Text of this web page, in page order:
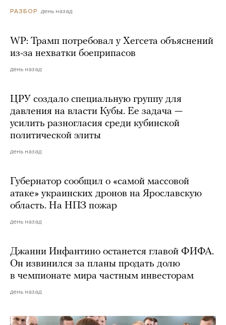
РАЗБОР день назад
WP: Трамп потребовал у Хегсета объяснений
из-за нехватки боеприпасов
день назад
ЦРУ создало специальную группу для
давления на власти Кубы. Ее задача —
усилить разногласия среди кубинской
политической элиты
день назад
Губернатор сообщил о «самой массовой
атаке» украинских дронов на Ярославскую
область. На НПЗ пожар
день назад
Джанни Инфантино останется главой ФИФА.
Он извинился за планы продать долю
в чемпионате мира частным инвесторам
день назад